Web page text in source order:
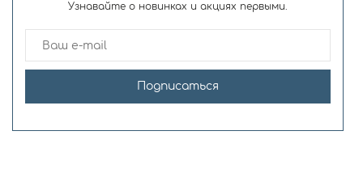
Узнавайте о новинках и акциях первыми.
Подписаться